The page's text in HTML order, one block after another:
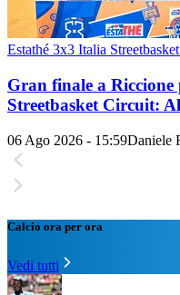
Estathé 3x3 Italia
Gran finale a
Streetbasket Circuit:
06 Ago 2026 - 15:59Daniele
Calcio ora per ora
Vedi tutti